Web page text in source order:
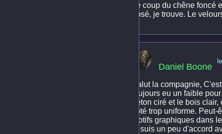
Le coup du chêne
dosé, je trouve. Le
Daniel Boone
Salut la compagnie,
toujours eu un faible
béton ciré et le bois
côté trop uniforme.
motifs graphiques dans
je suis un peu d'accord